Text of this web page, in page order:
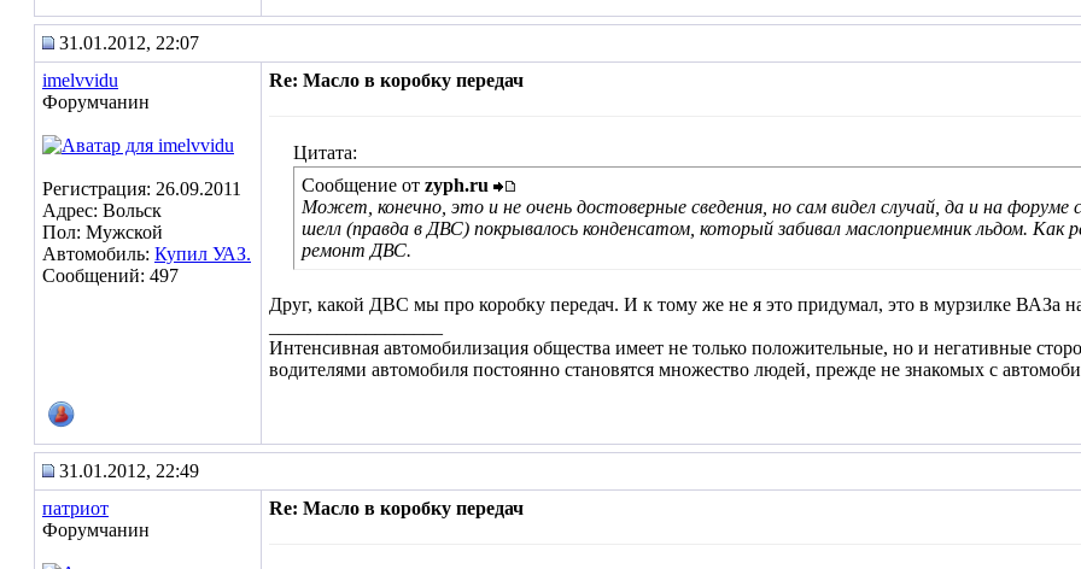
31.01.2012, 22:07
imelvvidu
Форумчанин
Регистрация: 26.09.2011
Адрес: Вольск
Пол: Мужской
Автомобиль: Купил УАЗ.
Сообщений: 497
Re: Масло в коробку передач
Цитата:
Сообщение от zyph.ru
Может, конечно, это и не очень достоверные сведения, но сам видел случай, да и на
шелл (правда в ДВС) покрывалось конденсатом, который забивал маслоприемник льдом. Как
ремонт ДВС.
Друг, какой ДВС мы про коробку передач. И к тому же не я это придумал, это в мурзилке ВАЗа
Интенсивная автомобилизация общества имеет не только положительные, но и негативные
водителями автомобиля постоянно становятся множество людей, прежде не знакомых с
31.01.2012, 22:49
патриот
Форумчанин
Re: Масло в коробку передач